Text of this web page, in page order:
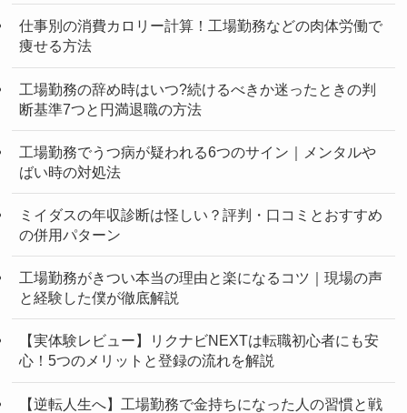
仕事別の消費カロリー計算！工場勤務などの肉体労働で
痩せる方法
工場勤務の辞め時はいつ?続けるべきか迷ったときの判
断基準7つと円満退職の方法
工場勤務でうつ病が疑われる6つのサイン｜メンタルや
ばい時の対処法
ミイダスの年収診断は怪しい？評判・口コミとおすすめ
の併用パターン
工場勤務がきつい本当の理由と楽になるコツ｜現場の声
と経験した僕が徹底解説
【実体験レビュー】リクナビNEXTは転職初心者にも安
心！5つのメリットと登録の流れを解説
【逆転人生へ】工場勤務で金持ちになった人の習慣と戦